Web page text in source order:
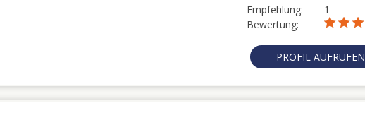
Empfehlung:
1
Bewertung:
PROFIL AUFRUFEN